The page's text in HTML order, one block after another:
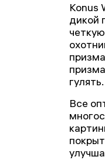
Konus
дикой
гулять.
Все